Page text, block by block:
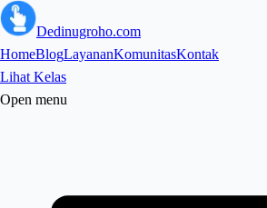
Dedinugroho.com
HomeBlogLayananKomunitasKontak
Lihat Kelas
Open menu